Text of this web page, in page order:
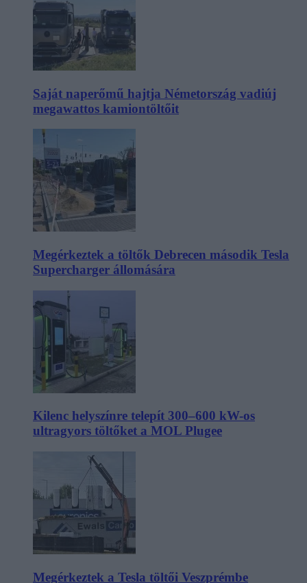
Saját naperőmű hajtja Németország vadiúj
megawattos kamiontöltőit
Megérkeztek a töltők Debrecen második Tesla
Supercharger állomására
Kilenc helyszínre telepít 300–600 kW-os
ultragyors töltőket a MOL Plugee
Megérkeztek a Tesla töltői Veszprémbe